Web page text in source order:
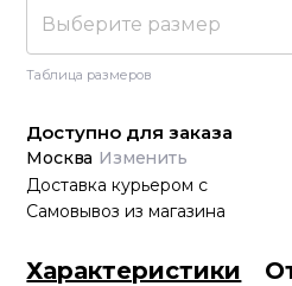
Выберите размер
Таблица размеров
Доступно для заказа
Москва Изменить
Доставка курьером с
Самовывоз из магазина
Характеристики